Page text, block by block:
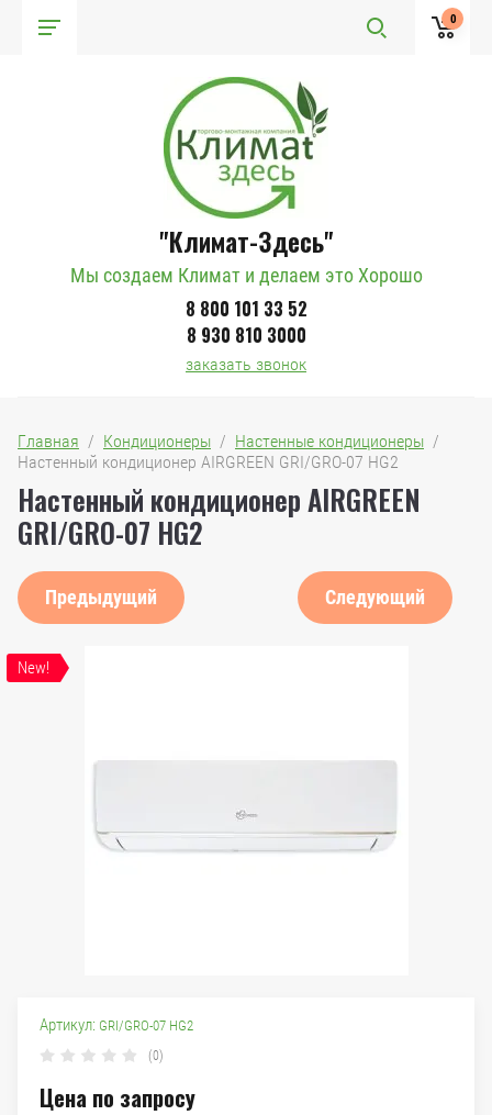
0
"Климат-Здесь"
Мы создаем Климат и делаем это Хорошо
8 800 101 33 52
8 930 810 3000
заказать звонок
Главная
  /
Кондиционеры
  /
Настенные кондиционеры
  /
Настенный кондиционер AIRGREEN GRI/GRO-07 HG2
Настенный кондиционер AIRGREEN
GRI/GRO-07 HG2
Предыдущий Следующий
New!
Артикул: GRI/GRO-07 HG2
(0)
Цена по запросу